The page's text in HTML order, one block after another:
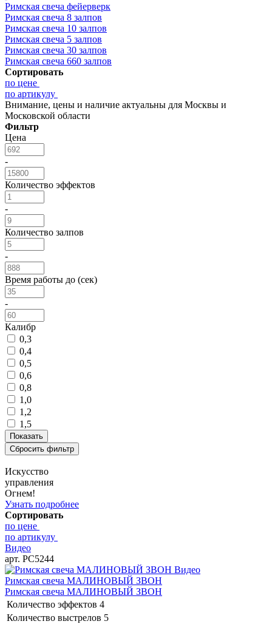
Римская свеча фейерверк
Римская свеча 8 залпов
Римская свеча 10 залпов
Римская свеча 5 залпов
Римская свеча 30 залпов
Римская свеча 660 залпов
Сортировать
по цене
по артикулу
Внимание, цены и наличие актуальны для Москвы и
Московской области
Фильтр
Цена
-
Количество эффектов
-
Количество залпов
-
Время работы до (сек)
-
Калибр
0,3
0,4
0,5
0,6
0,8
1,0
1,2
1,5
Искусство
управления
Огнем!
Узнать подробнее
Сортировать
по цене
по артикулу
Видео
арт. РС5244
Видео
Римская свеча МАЛИНОВЫЙ ЗВОН
Римская свеча МАЛИНОВЫЙ ЗВОН
Количество эффектов 4
Количество выстрелов 5